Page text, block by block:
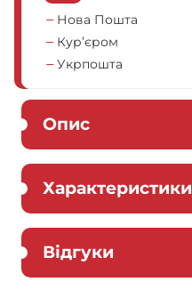
Нова Пошта
Кур’єром
Укрпошта
Опис
Характеристики
Відгуки